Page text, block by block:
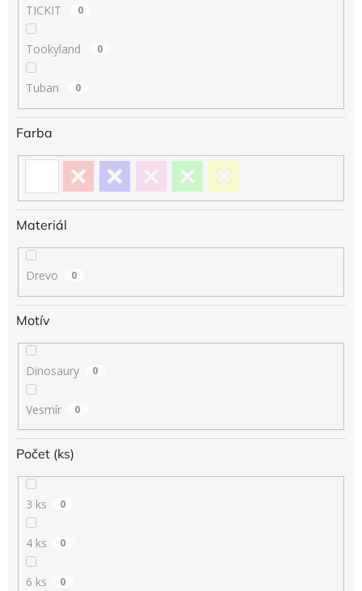
TICKIT 0
Tookyland 0
Tuban 0
Farba
Materiál
Drevo 0
Motív
Dinosaury 0
Vesmír 0
Počet (ks)
3 ks 0
4 ks 0
6 ks 0